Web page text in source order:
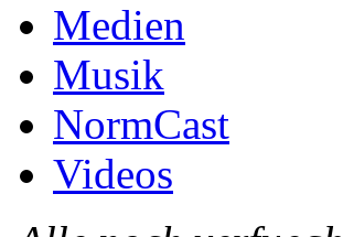
Medien
Musik
NormCast
Videos